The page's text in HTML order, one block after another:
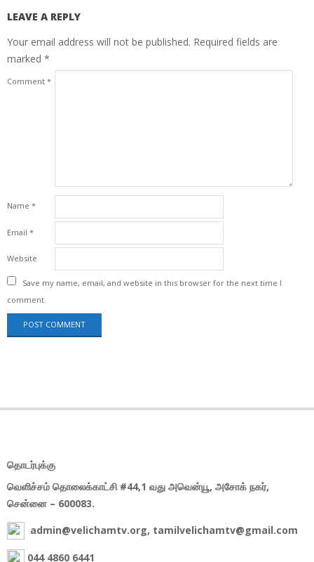
LEAVE A REPLY
Your email address will not be published. Required fields are
marked *
Comment *
Name *
Email *
Website
Save my name, email, and website in this browser for the next time I
comment.
தொடர்புக்கு
வெளிச்சம் தொலைக்காட்சி #44,1 வது அவென்யூ, அசோக் நகர்,
சென்னை – 600083.
admin@velichamtv.org, tamilvelichamtv@gmail.com
044 4860 6441